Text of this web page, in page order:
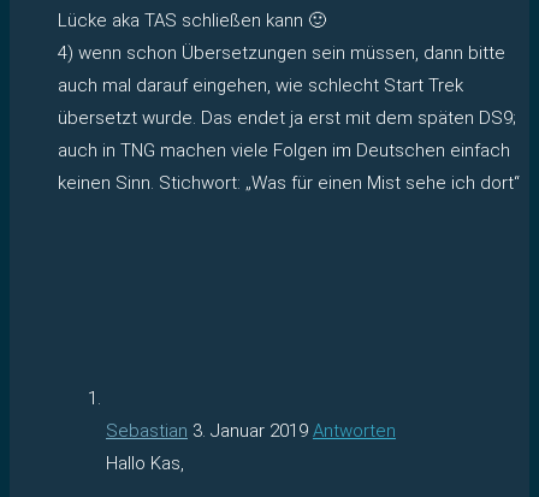
Lücke aka TAS schließen kann 🙂
4) wenn schon Übersetzungen sein müssen, dann bitte
auch mal darauf eingehen, wie schlecht Start Trek
übersetzt wurde. Das endet ja erst mit dem späten DS9;
auch in TNG machen viele Folgen im Deutschen einfach
keinen Sinn. Stichwort: „Was für einen Mist sehe ich dort“
Sebastian 3. Januar 2019 Antworten
Hallo Kas,